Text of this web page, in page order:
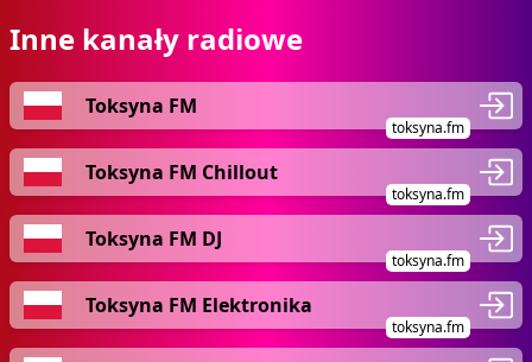
Inne kanały radiowe
Toksyna FM
toksyna.fm
Toksyna FM Chillout
toksyna.fm
Toksyna FM DJ
toksyna.fm
Toksyna FM Elektronika
toksyna.fm